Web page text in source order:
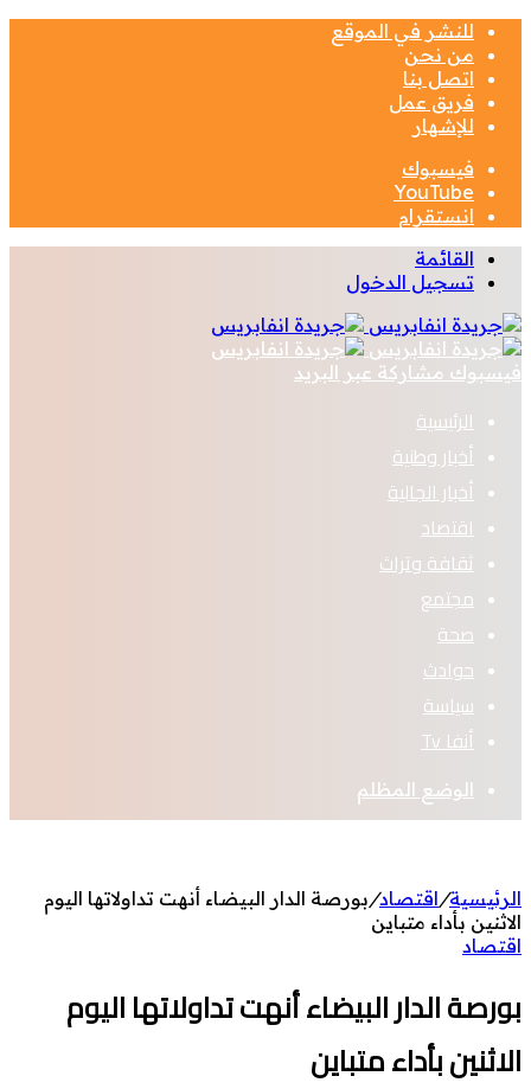
للنشر في الموقع
من نحن
اتصل بنا
فريق عمل
للإشهار
فيسبوك
‫YouTube
انستقرام
القائمة
تسجيل الدخول
فيسبوك مشاركة عبر البريد
الرئيسية
أخبار وطنية
أخبار الجالية
اقتصاد
ثقافة وتراث
مجتمع
صحة
حوادث
سياسة
أنفا Tv
الوضع المظلم
الرئيسية/اقتصاد/بورصة الدار البيضاء أنهت تداولاتها اليوم
الاثنين بأداء متباين
اقتصاد
بورصة الدار البيضاء أنهت تداولاتها اليوم
الاثنين بأداء متباين